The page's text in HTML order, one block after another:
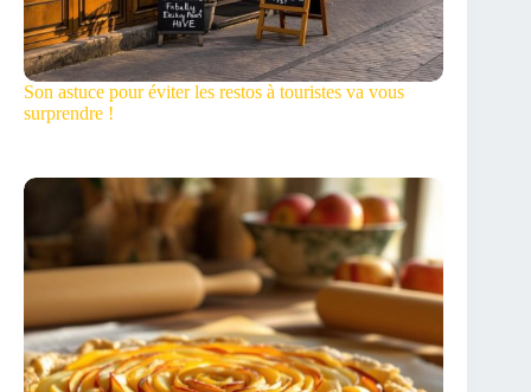
Son astuce pour éviter les restos à touristes va vous
surprendre !